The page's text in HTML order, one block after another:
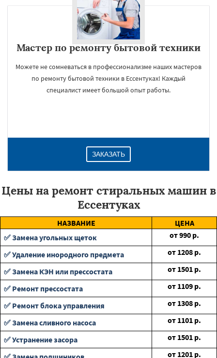
Мастер по ремонту бытовой техники
Можете не сомневаться в профессионализме наших мастеров
по ремонту бытовой техники в Ессентуках! Каждый
специалист имеет большой опыт работы.
ЗАКАЗАТЬ
Цены на ремонт стиральных машин в
Ессентуках
НАЗВАНИЕ
ЦЕНА
✅ Замена угольных щеток
от990 р.
✅ Удаление инородного предмета
от 1208 р.
✅ Замена КЭН или прессостата
от 1501 р.
✅ Ремонт прессостата
от 1109 р.
✅ Ремонт блока управления
от 1308 р.
✅ Замена сливного насоса
от 1101 р.
✅ Устранение засора
от 1501 р.
от 1201 р.